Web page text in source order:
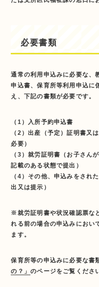
必要書類
通常の利用申込みに必要な、
申込書、保育所等利用申込に
え、下記の書類が必要です。
（1）入所予約申込書
（2）出産（予定）証明書又
必要）
（3）就労証明書（お子さん
記載のある状態で提出）
（4）その他、申込みをされ
出又は提示）
※就労証明書や状況確認票な
れる前の場合の申込みにおい
ます。
保育所等の申込みに必要な書
の？」のページをご覧くださ